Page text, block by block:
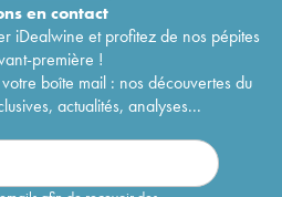
encontact
iDealwine et profitez de nos pépites
première !
boîte mail : nos découvertes du
actualités, analyses...